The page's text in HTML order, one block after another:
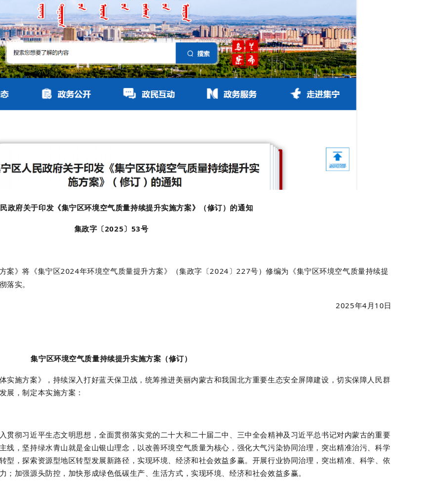
政府关于印发《集宁区环境空气质量持续提升实施方案》（修订）的通知
集政字〔2025〕 53号
案》将《集宁区2024年环境空气质量提升方案》（集政字〔2024〕 227号）修编为《集宁区环境空气质量持续提
落实。
2025年4 月 10日
集宁区环境空气质量持续提升实施方案（修订）
实施方案》，持续深入打好蓝天保卫战，统筹推进美丽内蒙古和我国北方重要生态安全屏障建设，切实保障人民群
展，制定本实施方案：
贯彻习近平生态文明思想，全面贯彻落实党的二十大和二十届二中、三中全会精神及习近平总书记对内蒙古的重要
线，坚持绿水青山就是金山银山理念，以改善环境空气质量为核心，强化大气污染协同治理，突出精准治污、科学
型，探索资源型地区转型发展新路径，实现环境、经济和社会效益多赢。开展行业协同治理，突出精准、科学、依
加强源头防控，加快形成绿色低碳生产、生活方式，实现环境、经济和社会效益多赢。